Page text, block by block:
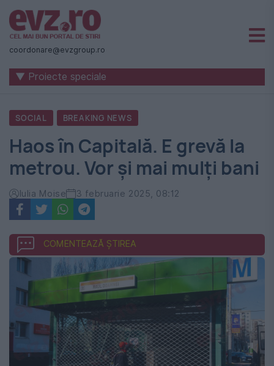
Știri
naționale
internaționale
România
-
Evenimentul
Zilei
coordonare@evzgroup.ro
▼ Proiecte speciale
SOCIAL BREAKING NEWS
Haos în Capitală. E grevă la
metrou. Vor și mai mulți bani
Iulia Moise 3 februarie 2025, 08:12
COMENTEAZĂ ȘTIREA